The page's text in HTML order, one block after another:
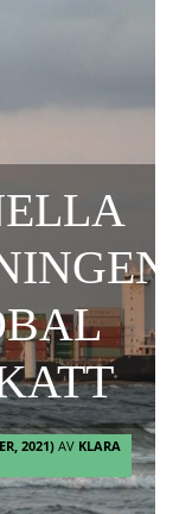
2021) AV KLARA